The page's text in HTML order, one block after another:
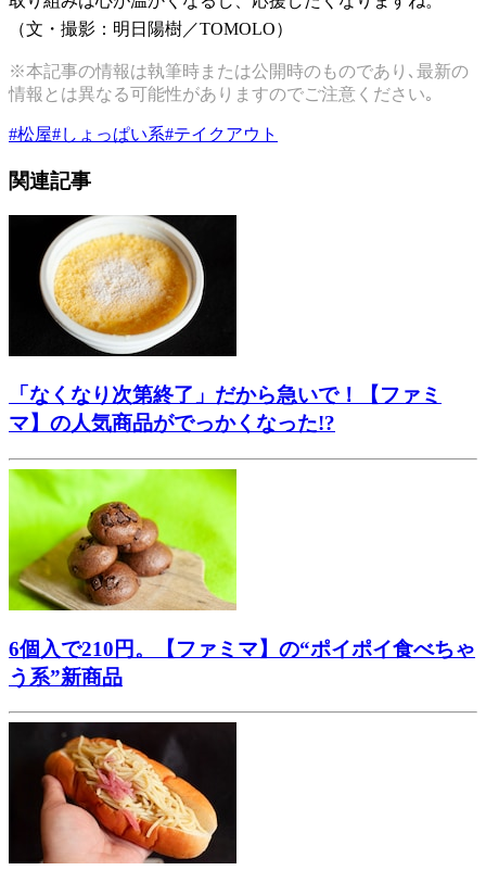
（文・撮影：明日陽樹／TOMOLO）
※本記事の情報は執筆時または公開時のものであり､最新の
情報とは異なる可能性がありますのでご注意ください｡
#松屋#しょっぱい系#テイクアウト
関連記事
「なくなり次第終了」だから急いで！【ファミ
マ】の人気商品がでっかくなった!?
6個入で210円。【ファミマ】の“ポイポイ食べちゃ
う系”新商品